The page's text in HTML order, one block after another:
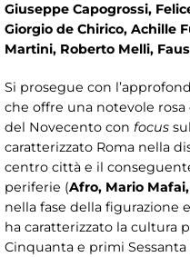
Giuseppe Capogrossi,
Giorgio de Chirico, Achille
Martini, Roberto Melli,
Si prosegue con
che offre una notevole rosa
del Novecento con focus
caratterizzato Roma nella
centro città e il
periferie (Afro, Mario
nella fase della figurazione
ha caratterizzato la cultura
Cinquanta e primi Sessanta